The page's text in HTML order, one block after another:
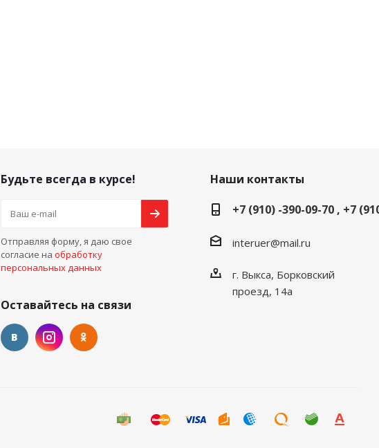
Будьте всегда в курсе!
Отправляя форму, я даю свое
согласие на обработку
персональных данных
Оставайтесь на связи
Наши контакты
+7 (910) -390-09-70 , +7
interuer@mail.ru
г. Выкса, Борковский
проезд, 14а